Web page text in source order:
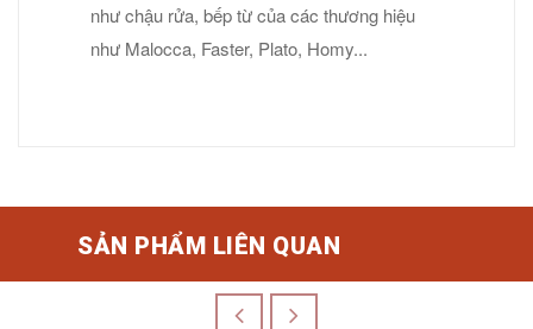
như chậu rửa, bếp từ của các thương hiệu
như Malocca, Faster, Plato, Homy...
SẢN PHẨM LIÊN QUAN